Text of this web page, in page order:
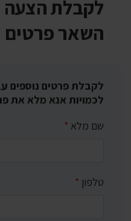
לקבלת
השאר פרטים
לקבלת פרטים נוספים
לכמויות אנא מלא את
שם מלא *
טלפון *